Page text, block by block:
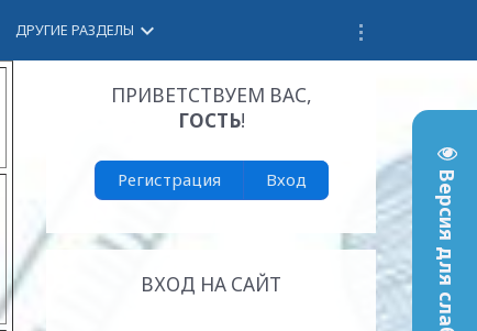
ДРУГИЕ РАЗДЕЛЫ keyboard_arrow_down
ПРИВЕТСТВУЕМ ВАС,
ГОСТЬ!
Регистрация Вход
ВХОД НА САЙТ